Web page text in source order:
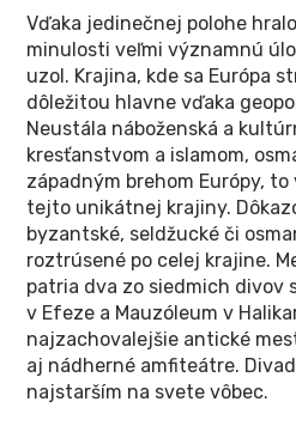
Vďaka jedinečnej polohe
minulosti veľmi významnú
uzol. Krajina, kde sa Európa
dôležitou hlavne vďaka
Neustála náboženská a
kresťanstvom a islamom,
západným brehom Európy,
tejto unikátnej krajiny.
byzantské, seldžucké či
roztrúsené po celej krajine.
patria dva zo siedmich divov
v Efeze a Mauzóleum v
najzachovalejšie antické
aj nádherné amfiteátre.
najstarším na svete vôbec.